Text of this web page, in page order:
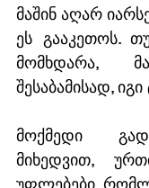
მაშინ აღარ
ეს გააკეთოს.
მომხდარა,
შესაბამისად,
მოქმედი
მიხედვით,
უფლებები,